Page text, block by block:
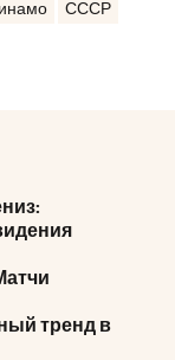
СССР
тренд в